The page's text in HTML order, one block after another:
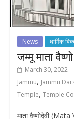
News धार्मिक
जम्मू माता
March 30, 2022
Jammu, Jammu
Temple, Temple
माता वैष्णोदेवी